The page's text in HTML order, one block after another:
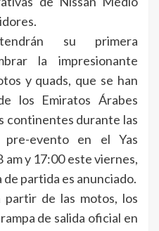
su primera
la impresionante
y quads, que se han
los Emiratos Árabes
continentes durante las
pre-evento en el Yas
y 17:00 este viernes,
partida es anunciado.
de las motos, los
de salida oficial en